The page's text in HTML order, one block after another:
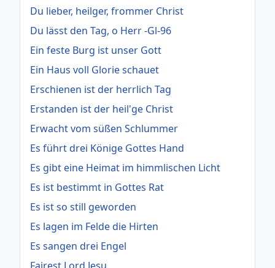
Du lieber, heilger, frommer Christ
Du lässt den Tag, o Herr -Gl-96
Ein feste Burg ist unser Gott
Ein Haus voll Glorie schauet
Erschienen ist der herrlich Tag
Erstanden ist der heil'ge Christ
Erwacht vom süßen Schlummer
Es führt drei Könige Gottes Hand
Es gibt eine Heimat im himmlischen Licht
Es ist bestimmt in Gottes Rat
Es ist so still geworden
Es lagen im Felde die Hirten
Es sangen drei Engel